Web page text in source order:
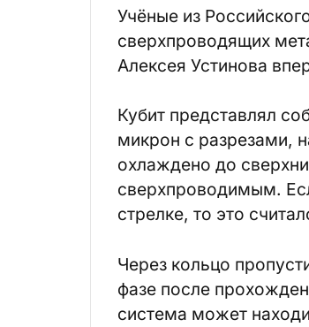
Учёные из
сверхпроводящих
Алексея Устинова
Кубит представлял
микрон с разрезами,
охлаждено до
сверхпроводимым.
стрелке, то это
Через кольцо
фазе после
система может